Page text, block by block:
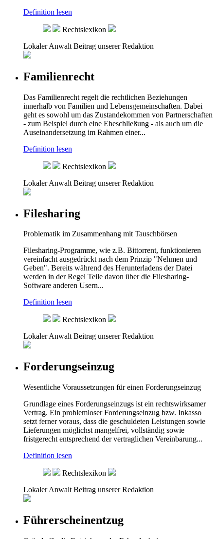
Definition lesen
Rechtslexikon
Lokaler Anwalt Beitrag unserer Redaktion
Familienrecht
Das Familienrecht regelt die rechtlichen Beziehungen
innerhalb von Familien und Lebensgemeinschaften. Dabei
geht es sowohl um das Zustandekommen von Partnerschaften
- zum Beispiel durch eine Eheschließung - als auch um die
Auseinandersetzung im Rahmen einer...
Definition lesen
Rechtslexikon
Lokaler Anwalt Beitrag unserer Redaktion
Filesharing
Problematik im Zusammenhang mit Tauschbörsen
Filesharing-Programme, wie z.B. Bittorrent, funktionieren
vereinfacht ausgedrückt nach dem Prinzip "Nehmen und
Geben". Bereits während des Herunterladens der Datei
werden in der Regel Teile davon über die Filesharing-
Software anderen Usern...
Definition lesen
Rechtslexikon
Lokaler Anwalt Beitrag unserer Redaktion
Forderungseinzug
Wesentliche Voraussetzungen für einen Forderungseinzug
Grundlage eines Forderungseinzugs ist ein rechtswirksamer
Vertrag. Ein problemloser Forderungseinzug bzw. Inkasso
setzt ferner voraus, dass die geschuldeten Leistungen sowie
Lieferungen möglichst mangelfrei, vollständig sowie
fristgerecht entsprechend der vertraglichen Vereinbarung...
Definition lesen
Rechtslexikon
Lokaler Anwalt Beitrag unserer Redaktion
Führerscheinentzug